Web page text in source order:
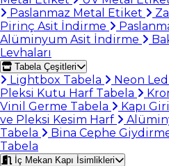
Paslanmaz Metal Etiket
Pirinç Asit İndirme
Alüminyum Asit İndirme
Levhaları
Tabela Çeşitleri
Lightbox Tabela Neon
Pleksi Kutu Harf Tabela
Vinil Germe Tabela
Kapı
ve Pleksi Kesim Harf
Tabela
Bina Cephe
Tabela
İç Mekan Kapı İsimlikleri